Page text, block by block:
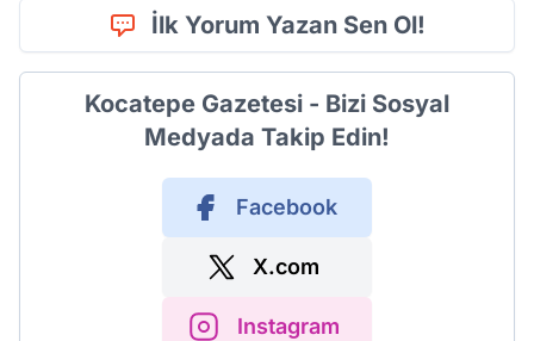
İlk Yorum Yazan Sen Ol!
Kocatepe Gazetesi - Bizi Sosyal
Medyada Takip Edin!
Facebook
X.com
Instagram